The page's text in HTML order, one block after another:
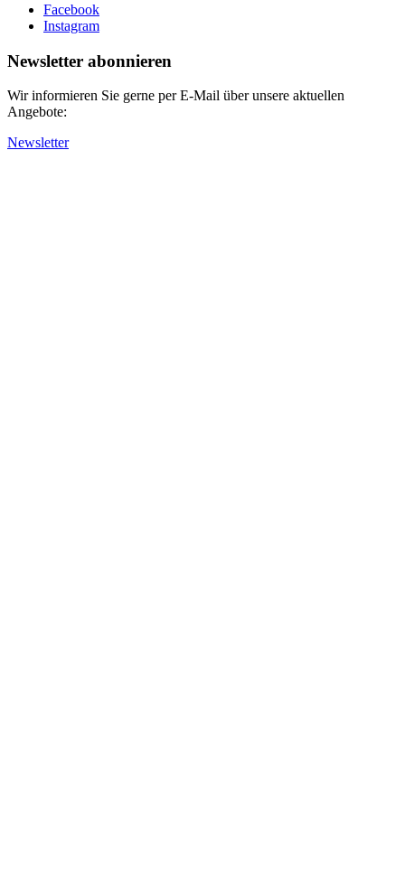
Facebook
Instagram
Newsletter abonnieren
Wir informieren Sie gerne per E-Mail über unsere aktuellen
Angebote:
Newsletter